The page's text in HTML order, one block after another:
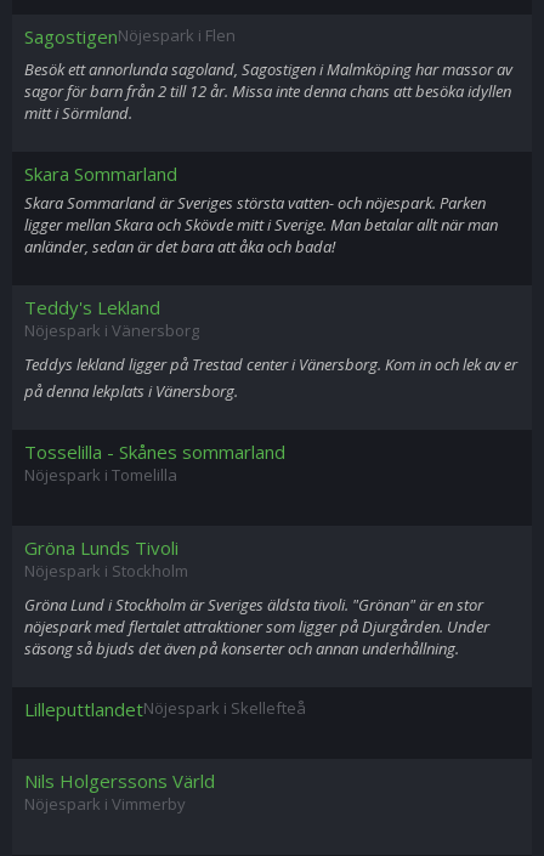
SagostigenNöjespark i Flen
Besök ett annorlunda sagoland, Sagostigen i Malmköping har massor av
sagor för barn från 2 till 12 år. Missa inte denna chans att besöka idyllen
mitt i Sörmland.
Skara Sommarland
Skara Sommarland är Sveriges största vatten- och nöjespark. Parken
ligger mellan Skara och Skövde mitt i Sverige. Man betalar allt när man
anländer, sedan är det bara att åka och bada!
Teddy's Lekland
Nöjespark i Vänersborg
Teddys lekland ligger på Trestad center i Vänersborg. Kom in och lek av er
på denna lekplats i Vänersborg.
Tosselilla - Skånes sommarland
Nöjespark i Tomelilla
Gröna Lunds Tivoli
Nöjespark i Stockholm
Gröna Lund i Stockholm är Sveriges äldsta tivoli. "Grönan" är en stor
nöjespark med flertalet attraktioner som ligger på Djurgården. Under
säsong så bjuds det även på konserter och annan underhållning.
LilleputtlandetNöjespark i Skellefteå
Nils Holgerssons Värld
Nöjespark i Vimmerby